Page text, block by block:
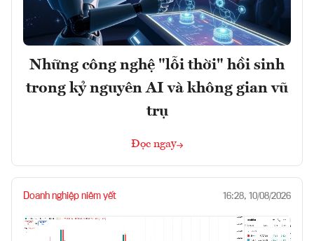
Những công nghệ "lỗi thời" hồi sinh
trong kỷ nguyên AI và không gian vũ
trụ
Đọc ngay
Doanh nghiệp niêm yết 16:28, 10/08/2026